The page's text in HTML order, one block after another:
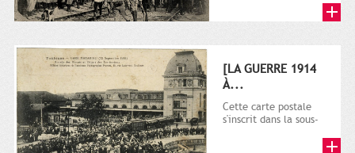
plusieurs milliers de...
[LA GUERRE 1914
À...
Cette carte postale
s'inscrit dans la sous-
plusieurs milliers de...